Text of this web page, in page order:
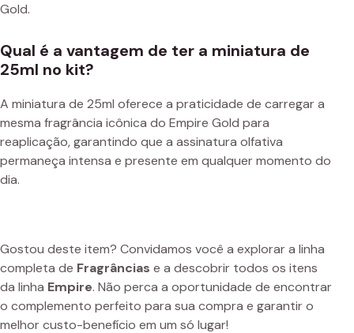
Gold.
Qual é a vantagem de ter a miniatura de
25ml no kit?
A miniatura de 25ml oferece a praticidade de carregar a
mesma fragrância icônica do Empire Gold para
reaplicação, garantindo que a assinatura olfativa
permaneça intensa e presente em qualquer momento do
dia.
Gostou deste item? Convidamos você a explorar a linha
completa de Fragrâncias e a descobrir todos os itens
da linha Empire. Não perca a oportunidade de encontrar
o complemento perfeito para sua compra e garantir o
melhor custo-benefício em um só lugar!